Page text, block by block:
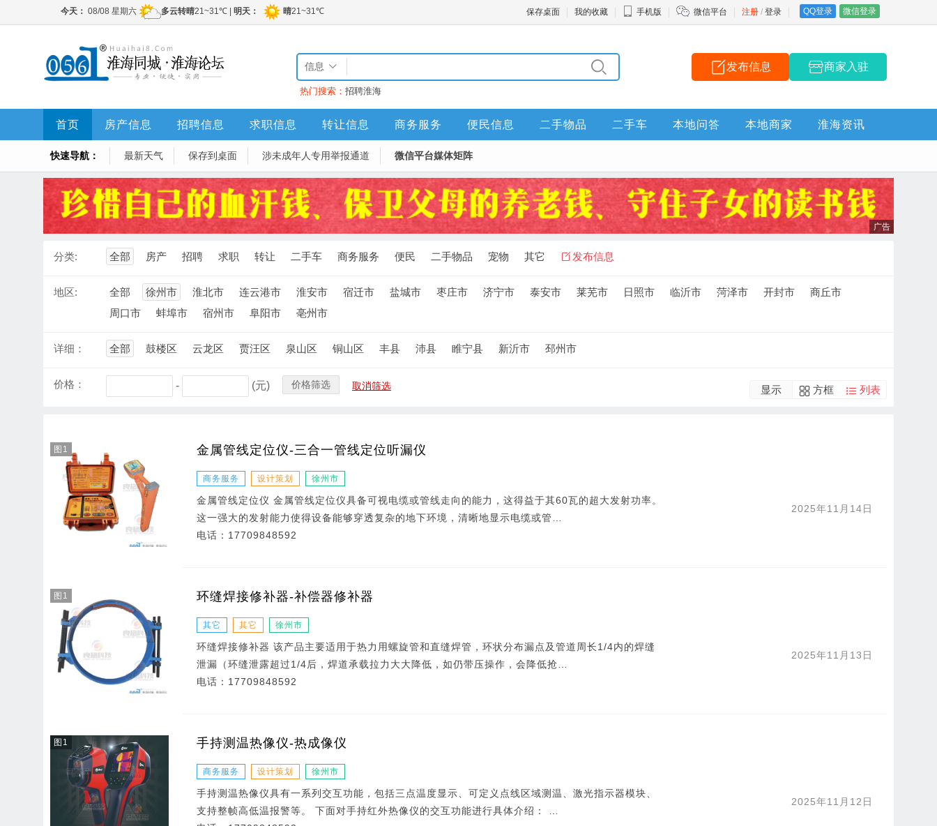
注册 / 登录 QQ登录 微信登录
保存桌面 我的收藏 手机版 微信平台
信息
热门搜索： 招聘淮海
发布信息 商家入驻
首页 房产信息 招聘信息 求职信息 转让信息 商务服务 便民信息 二手物品 二手车 本地问答 本地商家 淮海资讯
快速导航： 最新天气 保存到桌面 涉未成年人专用举报通道 微信平台媒体矩阵
分类: 全部 房产 招聘 求职 转让 二手车 商务服务 便民 二手物品 宠物 其它 发布信息
地区: 全部 徐州市 淮北市 连云港市 淮安市 宿迁市 盐城市 枣庄市 济宁市 泰安市 莱芜市 日照市 临沂市 菏泽市 开封市
商丘市
周口市
蚌埠市 宿州市 阜阳市 亳州市
详细： 全部 鼓楼区 云龙区 贾汪区 泉山区 铜山区 丰县 沛县 睢宁县 新沂市 邳州市
价格： - (元) 价格筛选 取消筛选 显示 方框 列表
图1
2025年11月14日
金属管线定位仪-三合一管线定位听漏仪
商务服务 设计策划 徐州市
金属管线定位仪 金属管线定位仪具备可视电缆或管线走向的能力，这得益于其60瓦的超大发射功率。
这一强大的发射能力使得设备能够穿透复杂的地下环境，清晰地显示电缆或管…
电话： 17709848592
图1
2025年11月13日
环缝焊接修补器-补偿器修补器
其它 其它 徐州市
环缝焊接修补器 该产品主要适用于热力用螺旋管和直缝焊管，环状分布漏点及管道周长1/4内的焊缝
泄漏（环缝泄露超过1/4后，焊道承载拉力大大降低，如仍带压操作，会降低抢…
电话： 17709848592
图1
2025年11月12日
手持测温热像仪-热成像仪
商务服务 设计策划 徐州市
手持测温热像仪具有一系列交互功能，包括三点温度显示、可定义点线区域测温、激光指示器模块、
支持整帧高低温报警等。 下面对手持红外热像仪的交互功能进行具体介绍： …